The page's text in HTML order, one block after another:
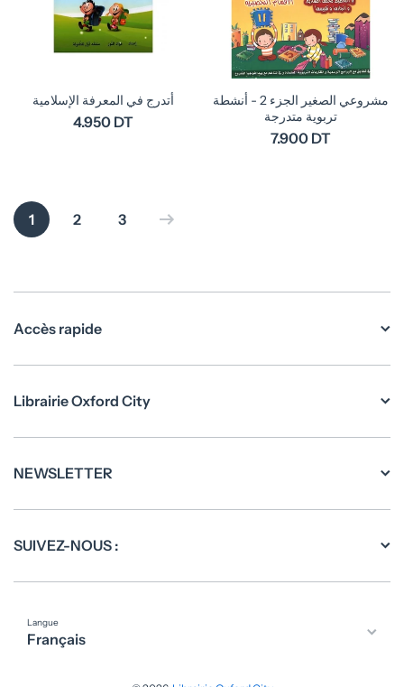
أتدرج في المعرفة الإسلامية
4.950 DT
مشروعي الصغير الجزء 2 - أنشطة
تربوية متدرجة
7.900 DT
1 2 3
Accès rapide
Librairie Oxford City
NEWSLETTER
SUIVEZ-NOUS :
Langue
Français